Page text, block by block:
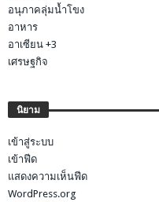
อนุภาคลุ่มน้ำโขง
อาหาร
อาเซียน +3
เศรษฐกิจ
นิยาม
เข้าสู่ระบบ
เข้าฟีด
แสดงความเห็นฟีด
WordPress.org